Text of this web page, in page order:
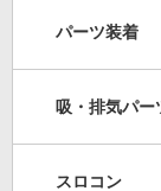
パーツ装着
吸・排気パー
スロコン